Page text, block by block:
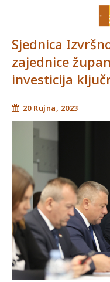
Sjednica
zajednice
investicija
20 Rujna, 2023